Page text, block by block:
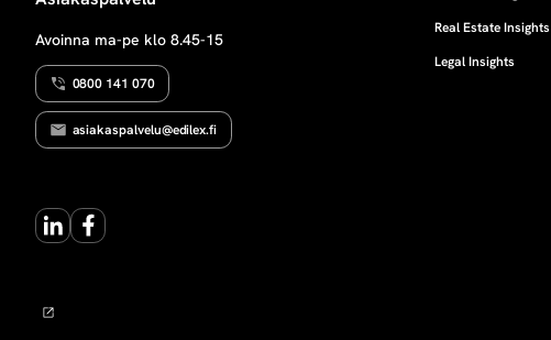
e
n
s
u
o
j
Avoinna ma-pe klo 8.45-15
0800 141 070
asiakaspalvelu@edilex.fi
Real Estate Insights
Legal Insights
LinkedInFacebook